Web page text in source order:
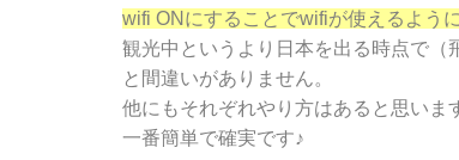
wifi ONにすることでwifiが使えるよう
観光中というより日本を出る時点で（
と間違いがありません。
他にもそれぞれやり方はあると思いま
一番簡単で確実です♪